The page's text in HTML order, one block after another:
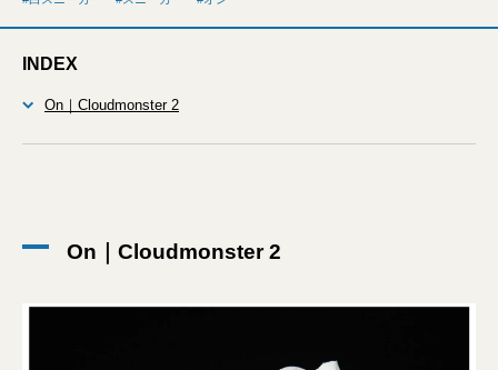
INDEX
On｜Cloudmonster 2
On｜Cloudmonster 2